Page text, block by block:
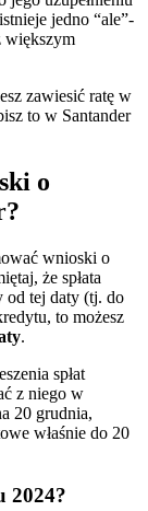
jedno “ale”-
większym
zawiesić ratę w
to w Santander
o
wnioski o
że spłata
od tej daty (tj. do
to możesz
.
spłat
z niego w
20 grudnia,
właśnie do 20
2024?